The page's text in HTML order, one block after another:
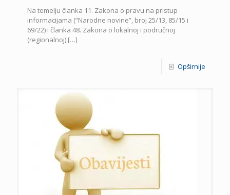
Na temelju članka 11. Zakona o pravu na pristup
informacijama (”Narodne novine”, broj 25/13, 85/15 i
69/22) i članka 48. Zakona o lokalnoj i područnoj
(regionalnoj) […]
Opširnije